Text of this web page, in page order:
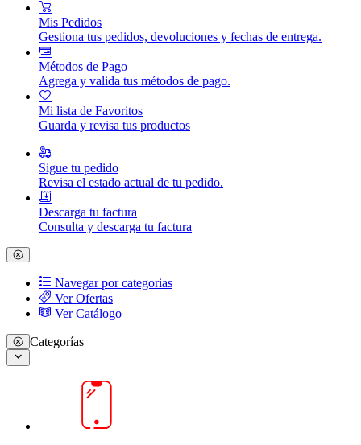
Mis Pedidos
Gestiona tus pedidos, devoluciones y fechas de entrega.
Métodos de Pago
Agrega y valida tus métodos de pago.
Mi lista de Favoritos
Guarda y revisa tus productos
Sigue tu pedido
Revisa el estado actual de tu pedido.
Descarga tu factura
Consulta y descarga tu factura
Navegar por categorias
Ver Ofertas
Ver Catálogo
Categorías